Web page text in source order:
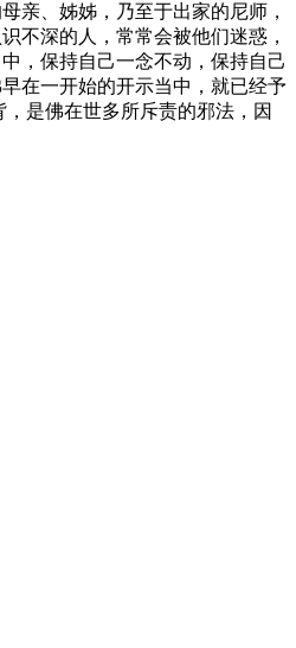
亲、姊姊，乃至于出家的尼师，
不深的人，常常会被他们迷惑，
，保持自己一念不动，保持自己
在一开始的开示当中，就已经予
是佛在世多所斥责的邪法，因